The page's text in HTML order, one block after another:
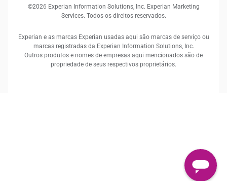
©2026 Experian Information Solutions, Inc. Experian Marketing
Services. Todos os direitos reservados.
Experian e as marcas Experian usadas aqui são marcas de serviço ou
marcas registradas da Experian Information Solutions, Inc.
Outros produtos e nomes de empresas aqui mencionados são de
propriedade de seus respectivos proprietários.